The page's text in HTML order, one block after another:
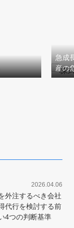
急成
産の
2026.04.06
外注するべき会社
代行を検討する前
4つの判断基準